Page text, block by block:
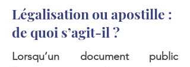
Légalisation ou apostille :
de quoi s’agit-il ?
Lorsqu’un document public